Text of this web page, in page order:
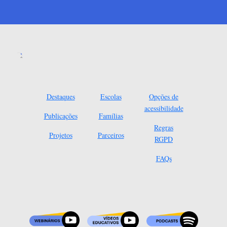
Destaques
Publicações
Projetos
Escolas
Famílias
Parceiros
Opções de
acessibilidade
Regras
RGPD
FAQs